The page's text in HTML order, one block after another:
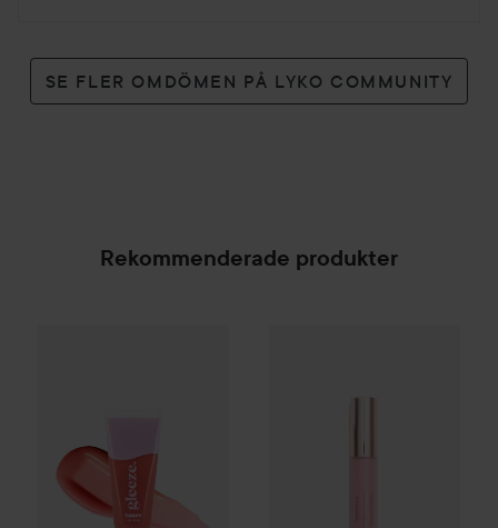
SE FLER OMDÖMEN PÅ LYKO COMMUNITY
Rekommenderade produkter